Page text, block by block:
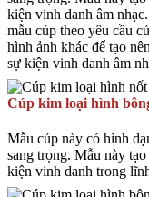
kiện vinh danh âm
mẫu cúp theo yêu cầu
hình ảnh khác để tạo
sự kiện vinh danh âm
Cúp kim loại hình
Mẫu cúp này có hình
sang trọng. Mẫu này
kiện vinh danh trong